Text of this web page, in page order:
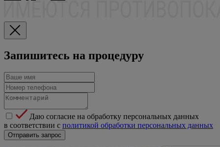
Запишитесь на процедуру
Даю согласие на обработку персональных данных
в соответствии с политикой обработки персональных данных
Отправить запрос